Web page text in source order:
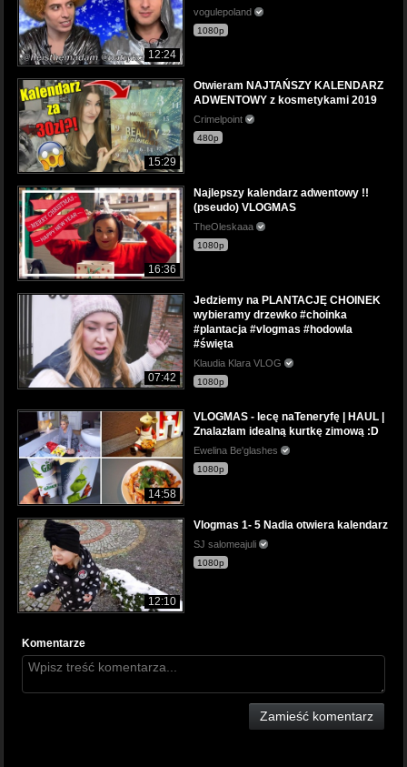
12:24
vogulepoland
1080p
15:29
Otwieram NAJTAŃSZY KALENDARZ
ADWENTOWY z kosmetykami 2019
Crimelpoint
480p
16:36
Najlepszy kalendarz adwentowy !!
(pseudo) VLOGMAS
TheOleskaaa
1080p
07:42
Jedziemy na PLANTACJĘ CHOINEK
wybieramy drzewko #choinka
#plantacja #vlogmas #hodowla
#święta
Klaudia Klara VLOG
1080p
14:58
VLOGMAS - lecę naTeneryfę | HAUL |
Znalazłam idealną kurtkę zimową :D
Ewelina Be'glashes
1080p
12:10
Vlogmas 1- 5 Nadia otwiera kalendarz
SJ salomeajuli
1080p
Komentarze
Zamieść komentarz